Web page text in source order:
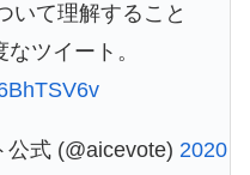
いて理解すること
ツイート。
式 (@aicevote) 2020